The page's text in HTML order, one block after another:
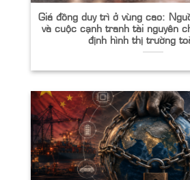
Giá đồng duy trì ở vùng cao:
và cuộc cạnh tranh tài nguyên
định hình thị trường